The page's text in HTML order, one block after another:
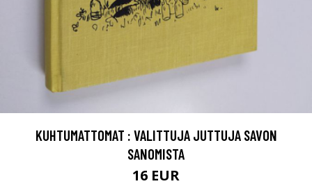
KUHTUMATTOMAT : VALITTUJA JUTTUJA SAVON
SANOMISTA
16 EUR